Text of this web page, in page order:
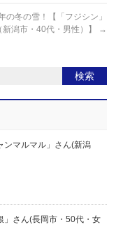
の冬の雪！【「フジシン」
新潟市・40代・男性）】
→
ンマルマル」さん(新潟
」さん(長岡市・50代・女